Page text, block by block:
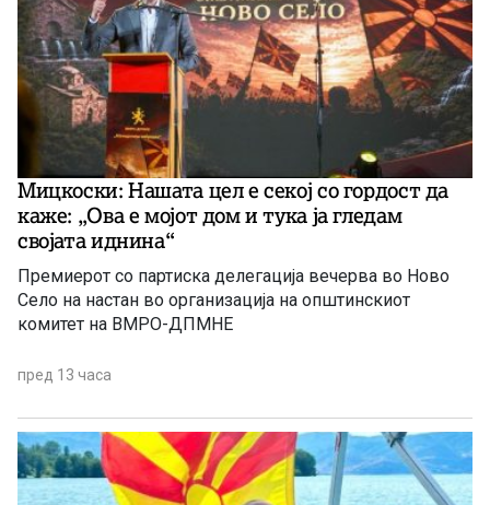
Мицкоски: Нашата цел е секој со гордост да
каже: „Ова е мојот дом и тука ја гледам
својата иднина“
Премиерот со партиска делегација вечерва во Ново
Село на настан во организација на општинскиот
комитет на ВМРО-ДПМНЕ
пред 13 часа